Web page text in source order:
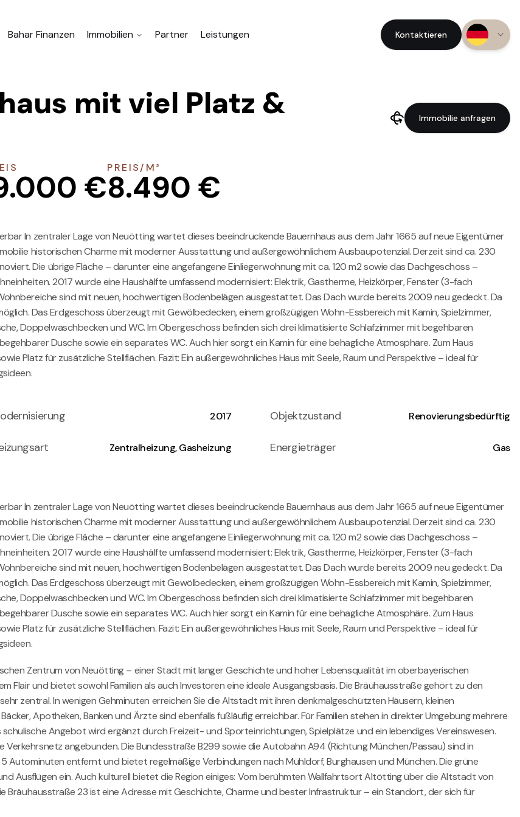
Bahar Finanzen Immobilien Partner Leistungen Kontaktieren
mit viel Platz & Immobilie anfragen
€
PREIS/M²
8.490 €
In zentraler Lage von Neuötting wartet dieses beeindruckende Bauernhaus aus dem Jahr 1665 auf neue Eigentümer
historischen Charme mit moderner Ausstattung und außergewöhnlichem Ausbaupotenzial. Derzeit sind ca. 230
Die übrige Fläche – darunter eine angefangene Einliegerwohnung mit ca. 120 m2 sowie das Dachgeschoss –
2017 wurde eine Haushälfte umfassend modernisiert: Elektrik, Gastherme, Heizkörper, Fenster (3-fach
sind mit neuen, hochwertigen Bodenbelägen ausgestattet. Das Dach wurde bereits 2009 neu gedeckt. Da
Das Erdgeschoss überzeugt mit Gewölbedecken, einem großzügigen Wohn-Essbereich mit Kamin, Spielzimmer,
Doppelwaschbecken und WC. Im Obergeschoss befinden sich drei klimatisierte Schlafzimmer mit begehbaren
Dusche sowie ein separates WC. Auch hier sorgt ein Kamin für eine behagliche Atmosphäre. Zum Haus
Platz für zusätzliche Stellflächen. Fazit: Ein außergewöhnliches Haus mit Seele, Raum und Perspektive – ideal für
2017 Objektzustand Renovierungsbedürftig
Zentralheizung, Gasheizung Energieträger Gas
In zentraler Lage von Neuötting wartet dieses beeindruckende Bauernhaus aus dem Jahr 1665 auf neue Eigentümer
historischen Charme mit moderner Ausstattung und außergewöhnlichem Ausbaupotenzial. Derzeit sind ca. 230
Die übrige Fläche – darunter eine angefangene Einliegerwohnung mit ca. 120 m2 sowie das Dachgeschoss –
2017 wurde eine Haushälfte umfassend modernisiert: Elektrik, Gastherme, Heizkörper, Fenster (3-fach
sind mit neuen, hochwertigen Bodenbelägen ausgestattet. Das Dach wurde bereits 2009 neu gedeckt. Da
Das Erdgeschoss überzeugt mit Gewölbedecken, einem großzügigen Wohn-Essbereich mit Kamin, Spielzimmer,
Doppelwaschbecken und WC. Im Obergeschoss befinden sich drei klimatisierte Schlafzimmer mit begehbaren
Dusche sowie ein separates WC. Auch hier sorgt ein Kamin für eine behagliche Atmosphäre. Zum Haus
Platz für zusätzliche Stellflächen. Fazit: Ein außergewöhnliches Haus mit Seele, Raum und Perspektive – ideal für
Zentrum von Neuötting – einer Stadt mit langer Geschichte und hoher Lebensqualität im oberbayerischen
Flair und bietet sowohl Familien als auch Investoren eine ideale Ausgangsbasis. Die Bräuhausstraße gehört zu den
zentral. In wenigen Gehminuten erreichen Sie die Altstadt mit ihren denkmalgeschützten Häusern, kleinen
Apotheken, Banken und Ärzte sind ebenfalls fußläufig erreichbar. Für Familien stehen in direkter Umgebung mehrere
Angebot wird ergänzt durch Freizeit- und Sporteinrichtungen, Spielplätze und ein lebendiges Vereinswesen.
angebunden. Die Bundesstraße B299 sowie die Autobahn A94 (Richtung München/Passau) sind in
Autominuten entfernt und bietet regelmäßige Verbindungen nach Mühldorf, Burghausen und München. Die grüne
Ausflügen ein. Auch kulturell bietet die Region einiges: Vom berühmten Wallfahrtsort Altötting über die Altstadt von
Bräuhausstraße 23 ist eine Adresse mit Geschichte, Charme und bester Infrastruktur – ein Standort, der sich für